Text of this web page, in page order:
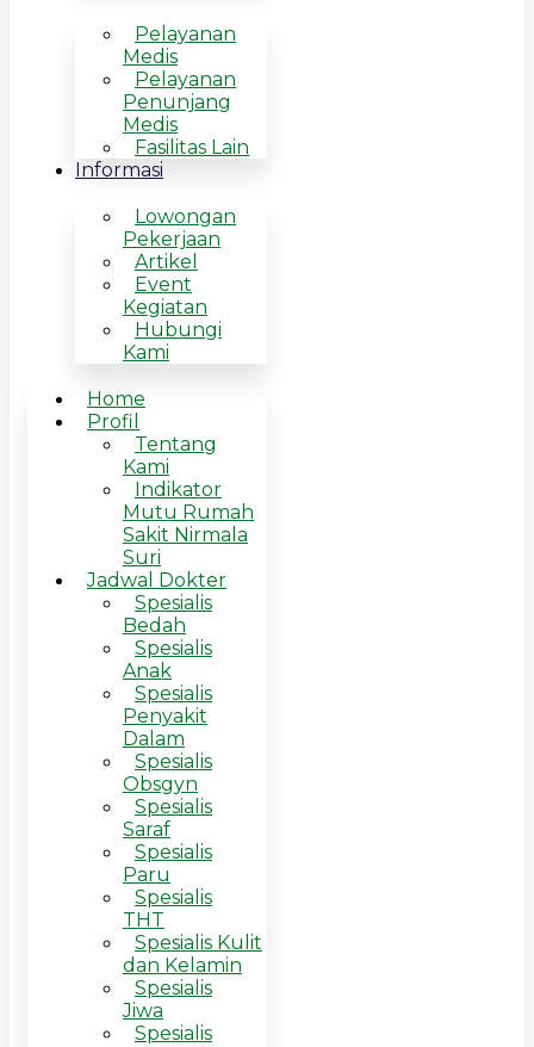
Pelayanan
Medis
Pelayanan
Penunjang
Medis
Fasilitas Lain
Informasi
Lowongan
Pekerjaan
Artikel
Event
Kegiatan
Hubungi
Kami
Home
Profil
Tentang
Kami
Indikator
Mutu Rumah
Sakit Nirmala
Suri
Jadwal Dokter
Spesialis
Bedah
Spesialis
Anak
Spesialis
Penyakit
Dalam
Spesialis
Obsgyn
Spesialis
Saraf
Spesialis
Paru
Spesialis
THT
Spesialis Kulit
dan Kelamin
Spesialis
Jiwa
Spesialis